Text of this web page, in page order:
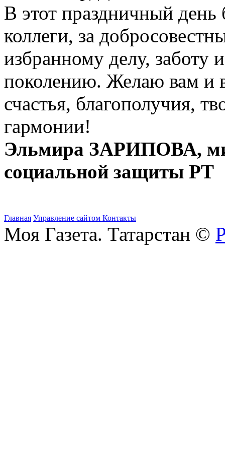
В этот праздничный день
коллеги, за
избранному делу,
поколению. Желаю вам и
счастья, благополучия,
гармонии!
Эльмира ЗАРИПОВА,
социальной защиты РТ
Главная Управление сайтом Контакты
Моя Газета. Татарстан ©